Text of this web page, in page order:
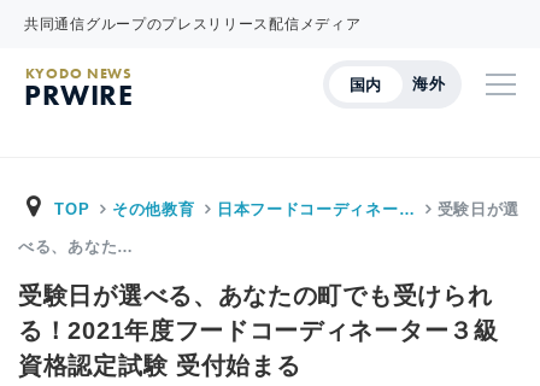
共同通信グループのプレスリリース配信メディア
国内 海外
KYODO NEWS
PRWIRE
TOP その他教育 日本フードコーディネー… 受験日が選
べる、あなた…
受験日が選べる、あなたの町でも受けられ
る！2021年度フードコーディネーター３級
資格認定試験 受付始まる